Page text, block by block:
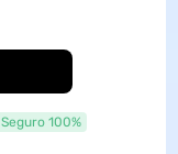
Seguro 100%